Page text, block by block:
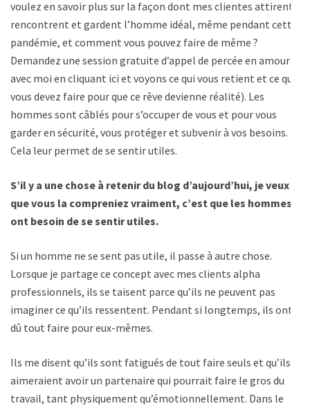
voulez en savoir plus sur la façon dont mes clientes attirent,
rencontrent et gardent l’homme idéal, même pendant cette
pandémie, et comment vous pouvez faire de même ?
Demandez une session gratuite d’appel de percée en amour
avec moi en cliquant ici et voyons ce qui vous retient et ce que
vous devez faire pour que ce rêve devienne réalité). Les
hommes sont câblés pour s’occuper de vous et pour vous
garder en sécurité, vous protéger et subvenir à vos besoins.
Cela leur permet de se sentir utiles.
S’il y a une chose à retenir du blog d’aujourd’hui, je veux
que vous la compreniez vraiment, c’est que les hommes
ont besoin de se sentir utiles.
Si un homme ne se sent pas utile, il passe à autre chose.
Lorsque je partage ce concept avec mes clients alpha
professionnels, ils se taisent parce qu’ils ne peuvent pas
imaginer ce qu’ils ressentent. Pendant si longtemps, ils ont
dû tout faire pour eux-mêmes.
Ils me disent qu’ils sont fatigués de tout faire seuls et qu’ils
aimeraient avoir un partenaire qui pourrait faire le gros du
travail, tant physiquement qu’émotionnellement. Dans le